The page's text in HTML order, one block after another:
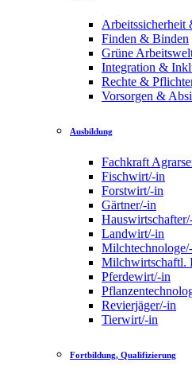
Arbeitssicherheit
Finden & Binden
Grüne
Integration &
Rechte &
Vorsorgen &
Ausbildung
Fachkraft
Fischwirt/-in
Forstwirt/-in
Gärtner/-in
Landwirt/-in
Milchwirtschaftl.
Pferdewirt/-in
Revierjäger/-in
Tierwirt/-in
Fortbildung, Qualifizierung